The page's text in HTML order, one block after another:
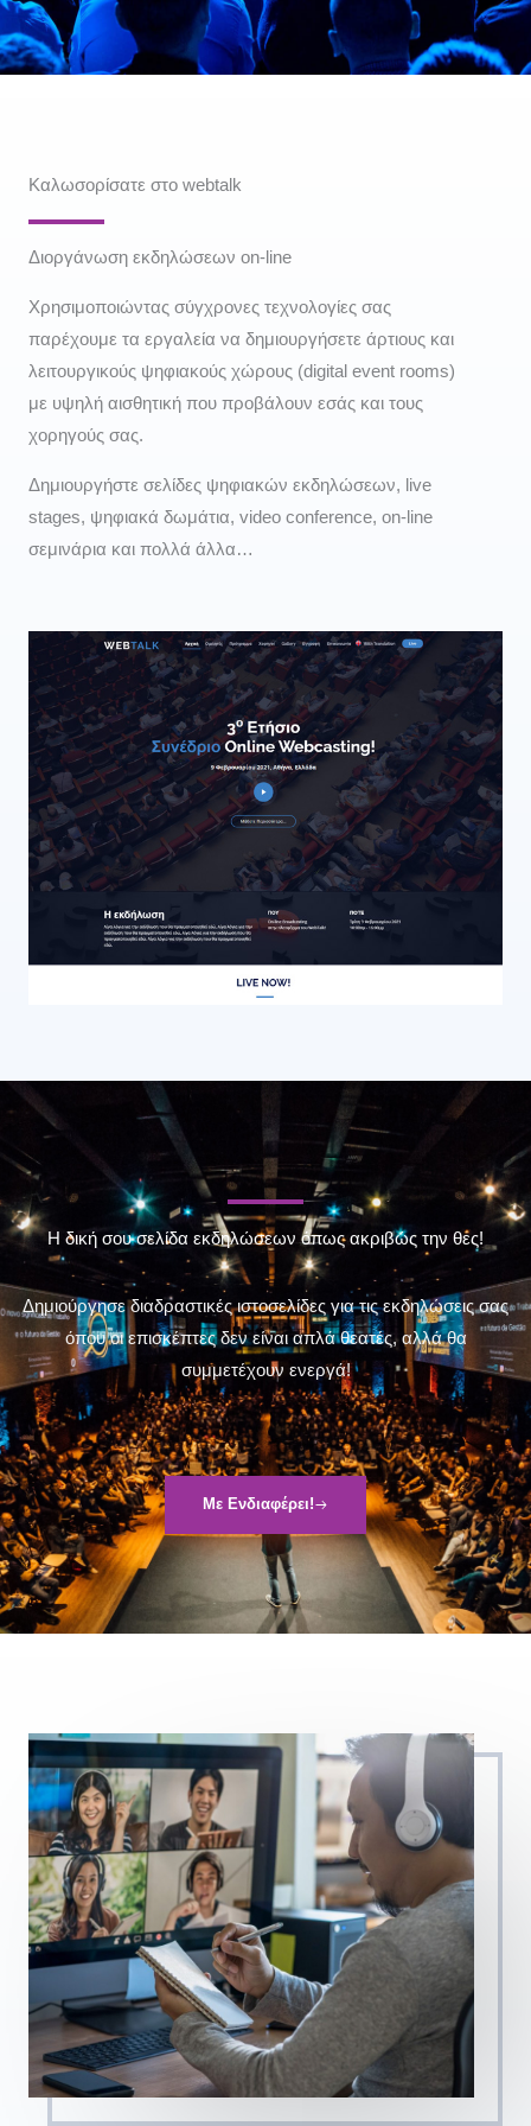
Καλωσορίσατε στο webtalk
Διοργάνωση εκδηλώσεων on-line
Χρησιμοποιώντας σύγχρονες τεχνολογίες σας
παρέχουμε τα εργαλεία να δημιουργήσετε άρτιους και
λειτουργικούς ψηφιακούς χώρους (digital event rooms)
με υψηλή αισθητική που προβάλουν εσάς και τους
χορηγούς σας.
Δημιουργήστε σελίδες ψηφιακών εκδηλώσεων, live
stages, ψηφιακά δωμάτια, video conference, on-line
σεμινάρια και πολλά άλλα…
Η δική σου σελίδα εκδηλώσεων όπως ακριβώς την θες!
Δημιούργησε διαδραστικές ιστοσελίδες για τις εκδηλώσεις σας
όπου οι επισκέπτες δεν είναι απλά θεατές, αλλά θα
συμμετέχουν ενεργά!
Με Ενδιαφέρει!